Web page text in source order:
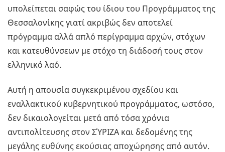
υπολείπεται σαφώς του ίδιου του Προγράμματος της
Θεσσαλονίκης γιατί ακριβώς δεν αποτελεί
πρόγραμμα αλλά απλό περίγραμμα αρχών, στόχων
και κατευθύνσεων με στόχο τη διάδοσή τους στον
ελληνικό λαό.
Αυτή η απουσία συγκεκριμένου σχεδίου και
εναλλακτικού κυβερνητικού προγράμματος, ωστόσο,
δεν δικαιολογείται μετά από τόσα χρόνια
αντιπολίτευσης στον ΣΎΡΙΖΑ και δεδομένης της
μεγάλης ευθύνης εκούσιας αποχώρησης από αυτόν.